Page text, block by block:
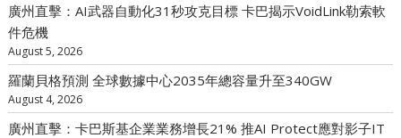
廣州直擊：AI武器自動化31秒攻克目標 卡巴揭示VoidLink勒索軟
件危機
August 5, 2026
羅蘭貝格預測 全球數據中心2035年總容量升至340GW
August 4, 2026
廣州直擊：卡巴斯基企業業務增長21% 推AI Protect應對影子IT